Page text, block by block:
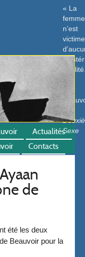
La
femme
n’est
victime
S.
Le
Sexe
Actualités
Contacts
de
été les deux
Beauvoir pour la